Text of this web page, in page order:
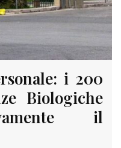
i 200
Biologiche
il